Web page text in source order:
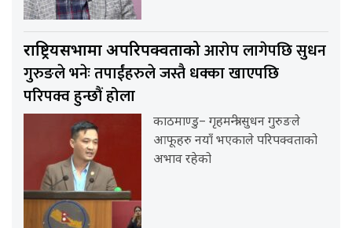
राष्ट्रियसभामा अपरिपक्वताकोआरोप लागेपछि सुधन
गुरुङले भनेः तपाईंहरुले जस्तै धक्का खाएपछि
परिपक्व हुन्छौं होला
काठमाण्डु– गृहमन्त्री सुधन गुरुङले
आफूहरु नयाँ भएकाले परिपक्वताको
अभाव रहेको